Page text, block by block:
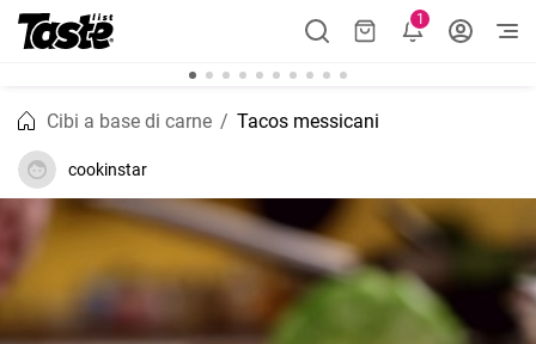
1
Cibi a base di carne Tacos messicani
cookinstar